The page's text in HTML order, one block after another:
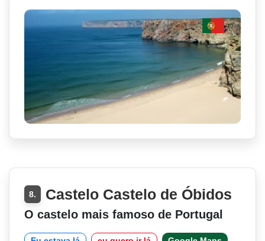
8. Castelo Castelo de Óbidos
O castelo mais famoso de Portugal